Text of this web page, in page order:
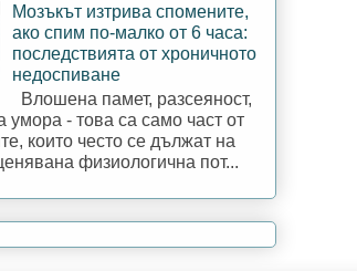
Мозъкът изтрива спомените,
ако спим по-малко от 6 часа:
последствията от хроничното
недоспиване
Влошена памет, разсеяност,
умора - това са само част от
които често се дължат на
физиологична пот...